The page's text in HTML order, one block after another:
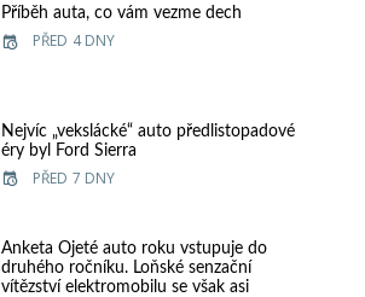
Příběh auta, co vám vezme dech
PŘED 4 DNY
Nejvíc „vekslácké“ auto předlistopadové
éry byl Ford Sierra
PŘED 7 DNY
Anketa Ojeté auto roku vstupuje do
druhého ročníku. Loňské senzační
vítězství elektromobilu se však asi